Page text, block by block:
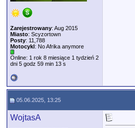
Zarejestrowany: Aug 2015
Miasto: Scyzortown
Posty: 11,788
Motocykl: No Afrika anymore
Online: 1 rok 8 miesiące 1 tydzień 2
dni 5 godz 59 min 13 s
05.06.2025, 13:25
WojtasA